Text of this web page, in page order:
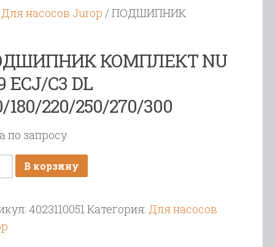
Для насосов Jurop / ПОДШИПНИК
КОМПЛЕКТ NU
ECJ/C3 DL
180/220/250/270/300
по запросу
В корзину
4023110051 Категория: Для насосов